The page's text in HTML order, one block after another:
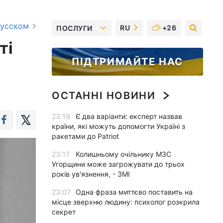
ПОСЛУГИ RU +26
ПІДТРИМАЙТЕ НАС
ОСТАННІ НОВИНИ
23:19
Є два варіанти: експерт назвав
країни, які можуть допомогти Україні з
ракетами до Patriot
23:17
Колишньому очільнику МЗС
Угорщини може загрожувати до трьох
років ув'язнення, - ЗМІ
23:07
Одна фраза миттєво поставить на
місце зверхню людину: психолог розкрила
секрет